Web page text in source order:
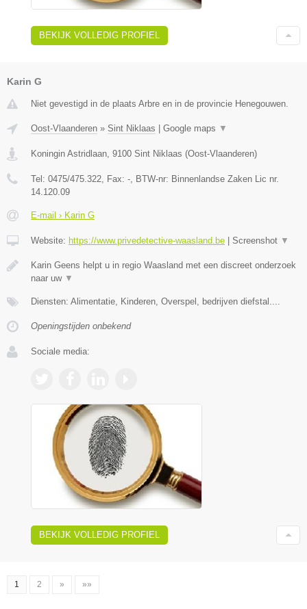
BEKIJK VOLLEDIG PROFIEL
Karin G
Niet gevestigd in de plaats Arbre en in de provincie Henegouwen.
Oost-Vlaanderen » Sint Niklaas Google maps ▼
Koningin Astridlaan, 9100 Sint Niklaas (Oost-Vlaanderen)
Tel: 0475/475.322, Fax: -, BTW-nr: Binnenlandse Zaken Lic nr.
14.120.09
E-mail › Karin G
Website: https://www.privedetective-waasland.be Screenshot ▼
Karin Geens helpt u in regio Waasland met een discreet onderzoek
naar uw ▼
Diensten: Alimentatie, Kinderen, Overspel, bedrijven diefstal....
Openingstijden onbekend
Sociale media:
BEKIJK VOLLEDIG PROFIEL
1 2 » »»